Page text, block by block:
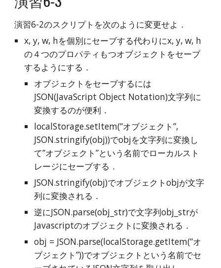
演習6-2のスクリプトを次のように変更せよ．
x, y, w, hを個別にセーブする代わりにx, y, w, h
の４つのプロパティもつオブジェクトをセーブ
するようにする．
オブジェクトをセーブするには
JSON(JavaScript Object Notation)文字列に
変換するのが便利．
localStorage.setItem(“オブジェクト”,
JSON.stringify(obj))でobjを文字列に変換し
て”オブジェクト”という名前でローカルスト
レージにセーブする．
JSON.stringify(obj)でオブジェクトobjが文字
列に変換される．
逆にJSON.parse(obj_str)で文字列obj_strが
Javascriptのオブジェクトに変換される．
obj = JSON.parse(localStorage.getItem(“オ
ブジェクト”))でオブジェクトという名前でセ